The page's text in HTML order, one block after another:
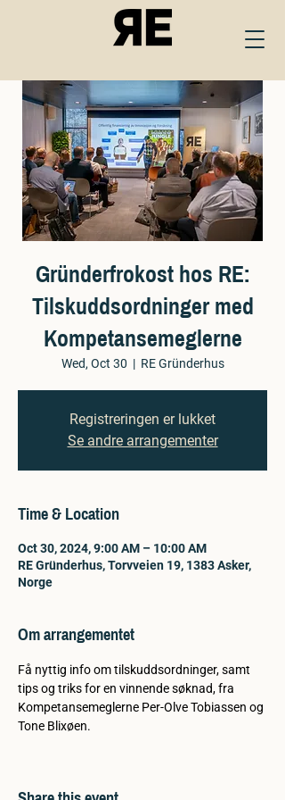
Gründerfrokost hos RE:
Tilskuddsordninger med
Kompetansemeglerne
Wed, Oct 30
  |
RE Gründerhus
Registreringen er lukket
Se andre arrangementer
Time & Location
Oct 30, 2024, 9:00 AM – 10:00 AM
RE Gründerhus, Torvveien 19, 1383 Asker,
Norge
Om arrangementet
Få nyttig info om tilskuddsordninger, samt
tips og triks for en vinnende søknad, fra
Kompetansemeglerne Per-Olve Tobiassen og
Tone Blixøen.